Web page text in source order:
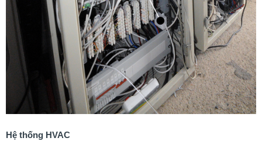
Hệ thống HVAC